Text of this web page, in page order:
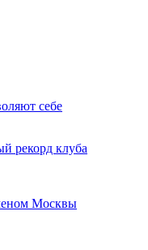
себе
рекорд клуба
Москвы